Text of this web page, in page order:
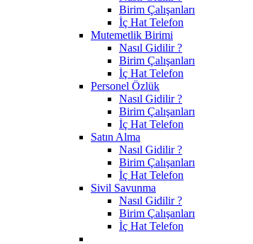
Birim Çalışanları
İç Hat Telefon
Mutemetlik Birimi
Nasıl Gidilir ?
Birim Çalışanları
İç Hat Telefon
Personel Özlük
Nasıl Gidilir ?
Birim Çalışanları
İç Hat Telefon
Satın Alma
Nasıl Gidilir ?
Birim Çalışanları
İç Hat Telefon
Sivil Savunma
Nasıl Gidilir ?
Birim Çalışanları
İç Hat Telefon